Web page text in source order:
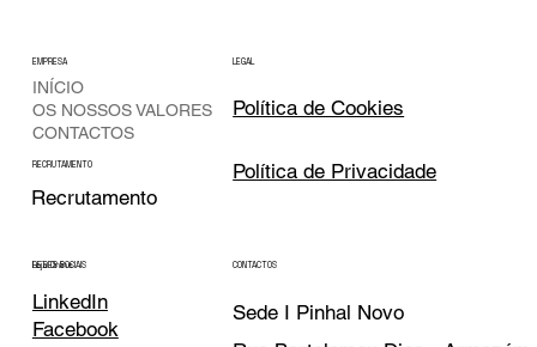
EMPRESA
INÍCIO
OS NOSSOS VALORES
CONTACTOS
RECRUTAMENTO
Recrutamento
LEGAL
Política de Cookies
Política de Privacidade
REDES SOCIAIS
LinkedIn
Facebook
Loja Online CONTACTOS
Sede I Pinhal Novo